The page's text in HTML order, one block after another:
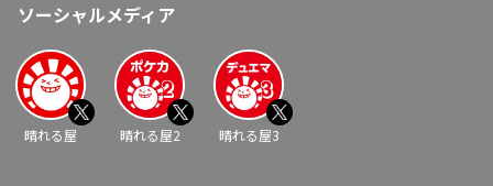
ソーシャルメディア
晴れる屋 晴れる屋2 晴れる屋3